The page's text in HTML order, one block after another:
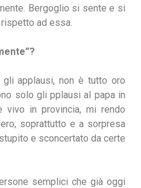
Bergoglio si sente e si
ad essa.
applausi, non è tutto oro
solo gli pplausi al papa in
vivo in provincia, mi rendo
soprattutto e a sorpresa
e sconcertato da certe
semplici che già oggi